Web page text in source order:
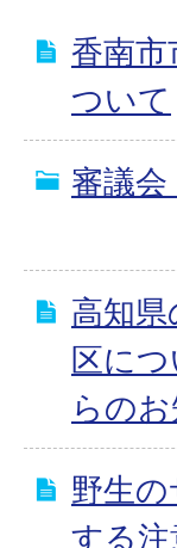
香南市
ついて
審議会
高知
区に
らのお
野生
する注